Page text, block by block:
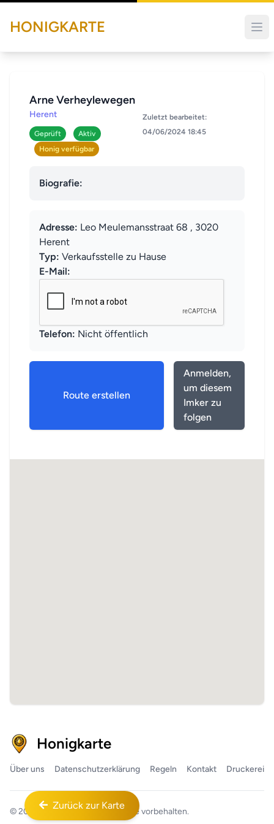
HONIGKARTE
Arne Verheylewegen
Herent
Geprüft
Aktiv
Honig verfügbar
Zuletzt bearbeitet:
04/06/2024 18:45
Biografie:
Adresse: Leo Meulemansstraat 68 , 3020
Herent
Typ: Verkaufsstelle zu Hause
E-Mail:
Telefon: Nicht öffentlich
Route erstellen
Anmelden,
um diesem
Imker zu
folgen
Zurück zur Karte
Honigkarte
Über uns Datenschutzerklärung Regeln Kontakt Druckerei
© 2026 Honigkarte™ Alle Rechte vorbehalten.